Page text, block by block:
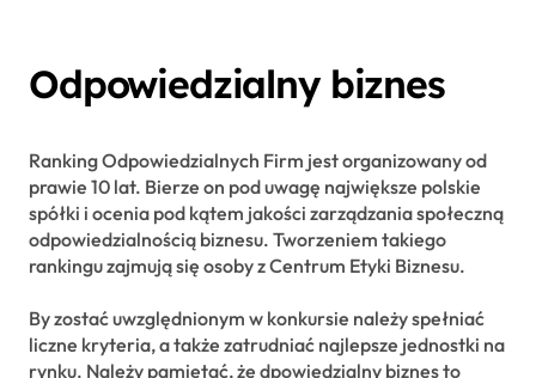
Odpowiedzialny biznes
Ranking Odpowiedzialnych Firm jest organizowany od
prawie 10 lat. Bierze on pod uwagę największe polskie
spółki i ocenia pod kątem jakości zarządzania społeczną
odpowiedzialnością biznesu. Tworzeniem takiego
rankingu zajmują się osoby z Centrum Etyki Biznesu.
By zostać uwzględnionym w konkursie należy spełniać
liczne kryteria, a także zatrudniać najlepsze jednostki na
rynku. Należy pamiętać, że dpowiedzialny biznes to